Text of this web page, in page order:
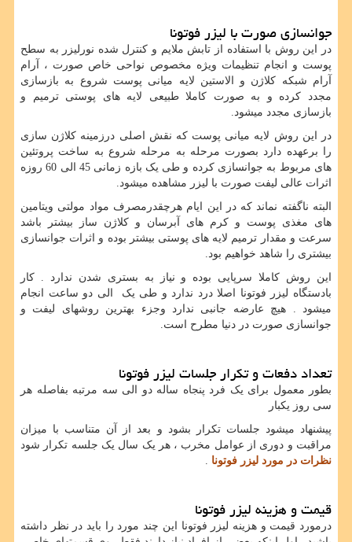
جوانسازی صورت با لیزر فوتونا
در این روش با استفاده از تابش ملایم و کنترل شده نورلیزر به سطح
پوست و انجام تنظیمات ویژه مخصوص نواحی خاص صورت ، آرام
آرام شبکه کلاژن و الاستین لایه میانی پوست شروع به بازسازی
مجدد کرده و به صورت کاملا طبیعی لایه های پوستی ترمیم و
بازسازی مجدد میشود.
در این روش لایه میانی پوست که نقش اصلی درزمینه کلاژن سازی
را برعهده دارد بصورت مرحله به مرحله شروع به ساخت پروتئین
های مربوط به جوانسازی کرده و طی یک بازه زمانی 45 الی 60 روزه
اثرات عالی لیفت صورت با لیزر مشاهده میشود.
البته ناگفته نماند که در این ایام هرچقدرمصرف مواد مولتی ویتامین
های مغذی پوست و کرم های آبرسان و کلاژن ساز بیشتر باشد
سرعت و مقدار ترمیم لایه های پوستی بیشتر بوده و اثرات جوانسازی
بیشتری را شاهد خواهیم بود.
این روش کاملا سرپایی بوده و نیاز به بستری شدن ندارد . کار
بادستگاه لیزر فوتونا اصلا درد ندارد و طی یک الی دو ساعت انجام
میشود . هیچ عارضه جانبی ندارد وجزء بهترین روشهای لیفت و
جوانسازی صورت در دنیا مطرح است.
تعداد دفعات و تکرار جلسات لیزر فوتونا
بطور معمول برای یک فرد پنجاه ساله دو الی سه مرتبه بفاصله هر
سی روز یکبار
پیشنهاد میشود جلسات تکرار بشود و بعد از آن متناسب با میزان
مراقبت و دوری از عوامل مخرب ، هر یک سال یک جلسه تکرار شود
نظرات در مورد لیزر فوتونا .
قیمت و هزینه لیزر فوتونا
درمورد قیمت و هزینه لیزر فوتونا این چند مورد را باید در نظر داشته